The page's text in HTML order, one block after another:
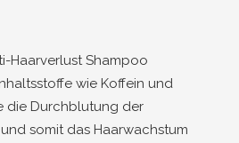
Haarverlust Shampoo
wie Koffein und
die Durchblutung der
somit das Haarwachstum